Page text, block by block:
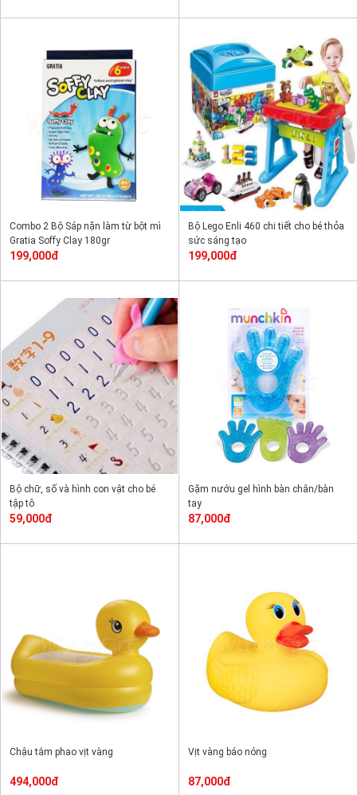
Combo 2 Bộ Sáp nặn làm từ bột mì
Gratia Soffy Clay 180gr
199,000đ
Bộ Lego Enli 460 chi tiết cho bé thỏa
sức sáng tạo
199,000đ
Bộ chữ, số và hình con vật cho bé
tập tô
59,000đ
Gặm nướu gel hình bàn chân/bàn
tay
87,000đ
Chậu tắm phao vịt vàng
494,000đ
Vịt vàng báo nóng
87,000đ